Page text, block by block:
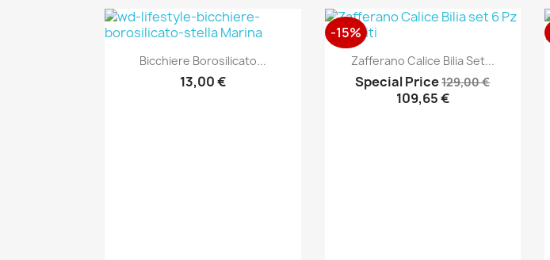
Anteprima
Bicchiere Borosilicato...
13,00 €
Anteprima
Zafferano Calice Bilia Set...
Special Price129,00 €
109,65 €
-15%